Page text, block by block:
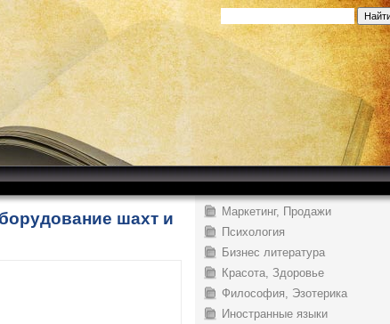
шахт и
Маркетинг, Продажи
Психология
Бизнес литература
Красота, Здоровье
Философия, Эзотерика
Иностранные языки